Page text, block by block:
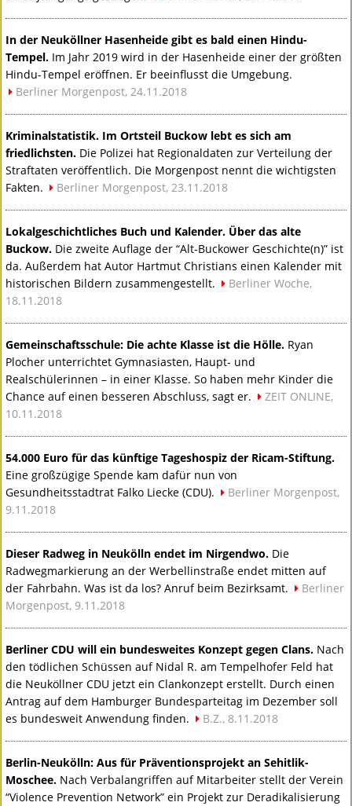
In der Neuköllner Hasenheide gibt es bald einen Hindu-
Tempel. Im Jahr 2019 wird in der Hasenheide einer der größten
Hindu-Tempel eröffnen. Er beeinflusst die Umgebung.
Berliner Morgenpost, 24.11.2018
Kriminalstatistik. Im Ortsteil Buckow lebt es sich am
friedlichsten. Die Polizei hat Regionaldaten zur Verteilung der
Straftaten veröffentlich. Die Morgenpost nennt die wichtigsten
Fakten.
Berliner Morgenpost, 23.11.2018
Lokalgeschichtliches Buch und Kalender. Über das alte
Buckow. Die zweite Auflage der “Alt-Buckower Geschichte(n)” ist
da. Außerdem hat Autor Hartmut Christians einen Kalender mit
historischen Bildern zusammengestellt.
Berliner Woche,
18.11.2018
Gemeinschaftsschule: Die achte Klasse ist die Hölle. Ryan
Plocher unterrichtet Gymnasiasten, Haupt- und
Realschülerinnen – in einer Klasse. So haben mehr Kinder die
Chance auf einen besseren Abschluss, sagt er.
ZEIT ONLINE,
10.11.2018
54.000 Euro für das künftige Tageshospiz der Ricam-Stiftung.
Eine großzügige Spende kam dafür nun von
Gesundheitsstadtrat Falko Liecke (CDU).
Berliner Morgenpost,
9.11.2018
Dieser Radweg in Neukölln endet im Nirgendwo. Die
Radwegmarkierung an der Werbellinstraße endet mitten auf
der Fahrbahn. Was ist da los? Anruf beim Bezirksamt.
Berliner
Morgenpost, 9.11.2018
BerlinerCDU will ein bundesweites Konzept gegen Clans. Nach
den tödlichen Schüssen auf Nidal R. am Tempelhofer Feld hat
die NeuköllnerCDU jetzt ein Clankonzept erstellt. Durch einen
Antrag auf dem Hamburger Bundesparteitag im Dezember soll
es bundesweit Anwendung finden.
B.Z., 8.11.2018
Berlin-Neukölln: Aus für Präventionsprojekt an Sehitlik-
Moschee. Nach Verbalangriffen auf Mitarbeiter stellt der Verein
“Violence Prevention Network” ein Projekt zur Deradikalisierung